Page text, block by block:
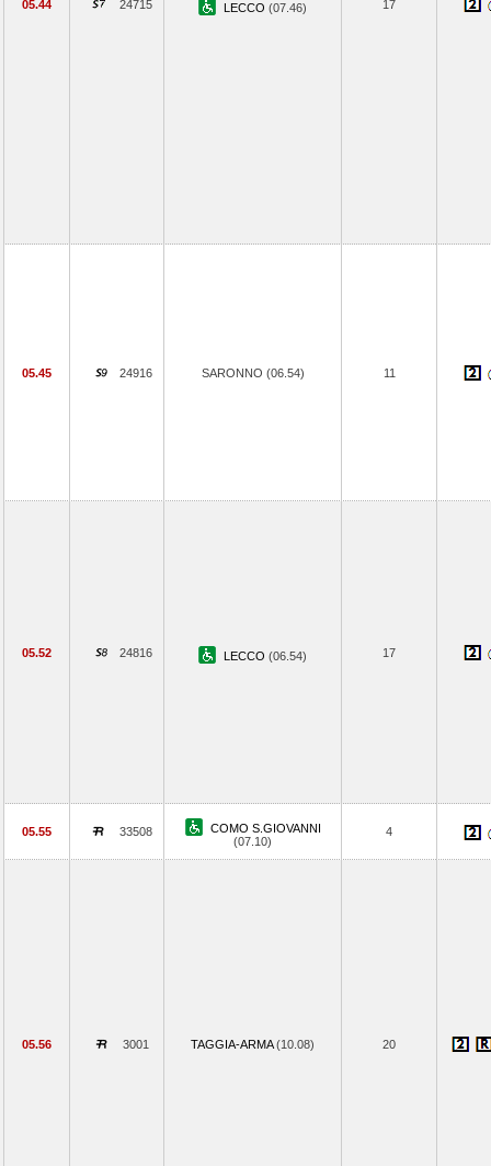
05.44 24715 LECCO (07.46) 17
05.45 24916 SARONNO (06.54) 11
05.52 24816 LECCO (06.54) 17
05.55 33508
COMO S.GIOVANNI
(07.10)
4
05.56 3001 TAGGIA-ARMA(10.08) 20